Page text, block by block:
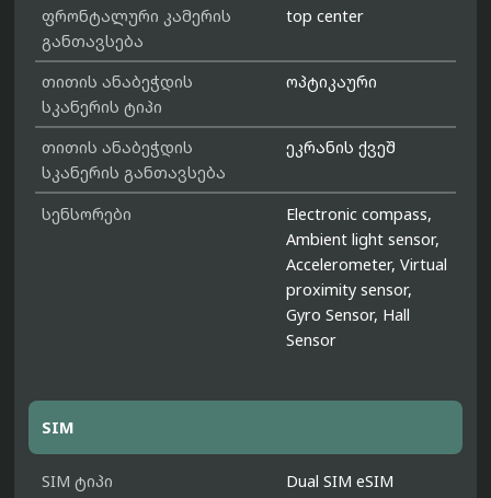
ფრონტალური კამერის
განთავსება
top center
თითის ანაბეჭდის
სკანერის ტიპი
ოპტიკაური
თითის ანაბეჭდის
სკანერის განთავსება
ეკრანის ქვეშ
სენსორები
Electronic compass,
Ambient light sensor,
Accelerometer, Virtual
proximity sensor,
Gyro Sensor, Hall
Sensor
SIM
SIM ტიპი
Dual SIM eSIM